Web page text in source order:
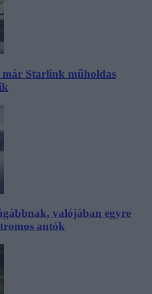
már Starlink műholdas
valójában egyre
autók